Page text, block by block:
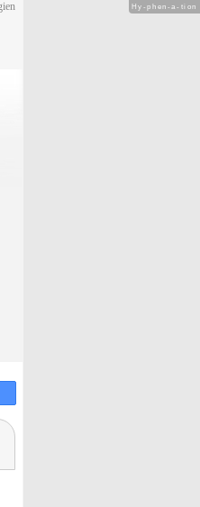
Hy-phen-a-tion